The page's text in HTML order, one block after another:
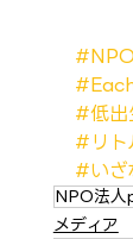
#低出
#リト
#いざ
NPO法
メディア